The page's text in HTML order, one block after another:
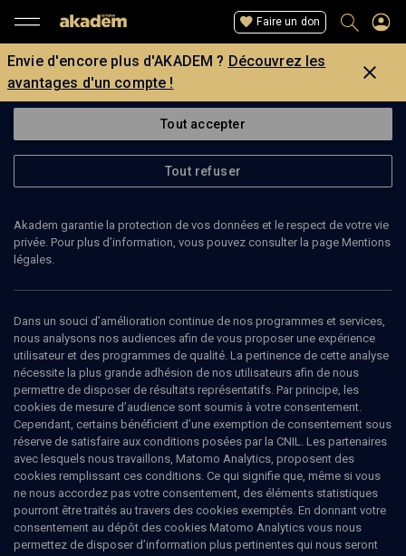
Faire un don
Envie d'encore plus d'AKADEM ? Découvrez les
avantages d'un compte !
Ajouter Partager J’aime
Tout accepter
Tout refuser
Akadem garantie la protection de vos données et le respect de votre vie
privée. Pour plus d’information, vous pouvez consulter la page Mentions
légales.
Dans un souci d’amélioration continue de nos programmes et services,
nous analysons nos audiences afin de vous proposer une expérience
utilisateur et des programmes de qualité. La pertinence de cette analyse
nécessite la plus grande adhésion de nos utilisateurs afin de nous
permettre de disposer de résultats représentatifs. Par principe, les
cookies de mesure d’audience sont soumis à votre consentement.
Cependant, certains bénéficient d’une exemption de consentement sous
réserve de satisfaire aux conditions posées par la CNIL. Les partenaires
avec lesquels nous travaillons, Matomo Analytics, proposent des
cookies remplissant ces conditions. Ce qui signifie que, même si vous
ne nous accordez pas votre consentement, des éléments statistiques
pourront être traités au travers des cookies exemptés. En donnant votre
consentement au dépôt des cookies Matomo Analytics vous nous
permettez de disposer d’information plus pertinentes qui nous seront